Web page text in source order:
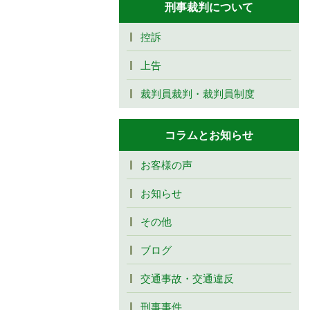
刑事裁判について
控訴
上告
裁判員裁判・裁判員制度
コラムとお知らせ
お客様の声
お知らせ
その他
ブログ
交通事故・交通違反
刑事事件